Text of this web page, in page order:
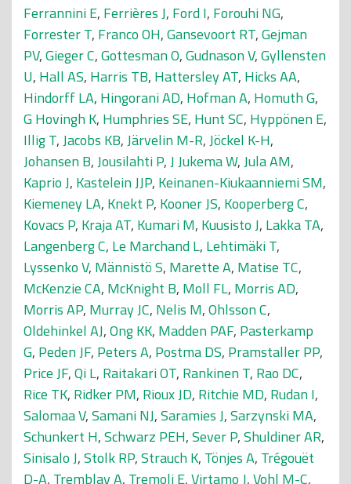
Ferrannini E, Ferrières J, Ford I, Forouhi NG,
Forrester T, Franco OH,Gansevoort RT,Gejman
PV,Gieger C,Gottesman O,Gudnason V,Gyllensten
U, Hall AS, Harris TB, Hattersley AT, Hicks AA,
Hindorff LA, Hingorani AD, Hofman A, Homuth G,
G Hovingh K, Humphries SE, Hunt SC, Hyppönen E,
Illig T,Jacobs KB,Järvelin M-R,Jöckel K-H,
Johansen B,Jousilahti P,J Jukema W,Jula AM,
Kaprio J, Kastelein JJP, Keinanen-Kiukaanniemi SM,
Kiemeney LA, Knekt P, Kooner JS, Kooperberg C,
Kovacs P, Kraja AT, Kumari M, Kuusisto J, Lakka TA,
Langenberg C, Le Marchand L, Lehtimäki T,
Lyssenko V, Männistö S, Marette A, Matise TC,
McKenzie CA, McKnight B, Moll FL, Morris AD,
Morris AP, Murray JC, Nelis M,Ohlsson C,
Oldehinkel AJ,Ong KK, Madden PAF, Pasterkamp
G, Peden JF, Peters A, Postma DS, Pramstaller PP,
Price JF,Qi L, Raitakari OT, Rankinen T, Rao DC,
Rice TK, Ridker PM, Rioux JD, Ritchie MD, Rudan I,
Salomaa V,Samani NJ,Saramies J,Sarzynski MA,
Schunkert H,Schwarz PEH,Sever P,Shuldiner AR,
Sinisalo J,Stolk RP,Strauch K, Tönjes A, Trégouët
D-A, Tremblay A, Tremoli E,Virtamo J,Vohl M-C,